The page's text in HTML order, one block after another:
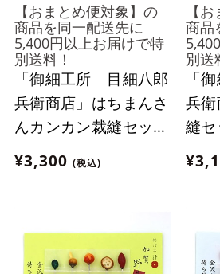
【おまとめ便対象】の
商品を同一配送先に
5,400円以上お届けで特
別送料！
「御細工所 目細八郎
兵衛商店」はちまんさ
んカンカン裁縫セット
【おまとめ便対象】
¥3,300 (税込)
【
商品
別送
「
兵
縫セ
とめ